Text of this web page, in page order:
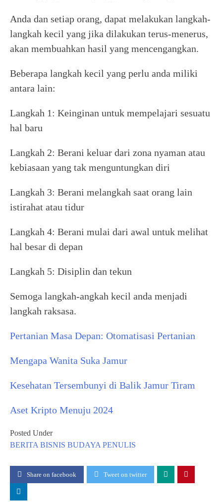
Anda dan setiap orang, dapat melakukan langkah-
langkah kecil yang jika dilakukan terus-menerus,
akan membuahkan hasil yang mencengangkan.
Beberapa langkah kecil yang perlu anda miliki
antara lain:
Langkah 1: Keinginan untuk mempelajari sesuatu
hal baru
Langkah 2: Berani keluar dari zona nyaman atau
kebiasaan yang tak menguntungkan diri
Langkah 3: Berani melangkah saat orang lain
istirahat atau tidur
Langkah 4: Berani mulai dari awal untuk melihat
hal besar di depan
Langkah 5: Disiplin dan tekun
Semoga langkah-angkah kecil anda menjadi
langkah raksasa.
Pertanian Masa Depan: Otomatisasi Pertanian
Mengapa Wanita Suka Jamur
Kesehatan Tersembunyi di Balik Jamur Tiram
Aset Kripto Menuju 2024
Posted Under
BERITA BISNIS BUDAYA PENULIS
Share on facebook Tweet on twitter